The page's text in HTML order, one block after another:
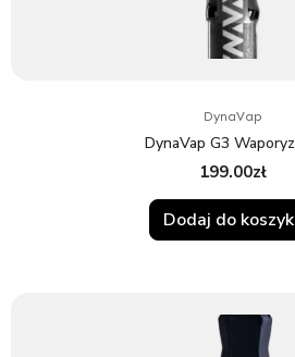
DynaVap
DynaVap G3
199.00zł
Dodaj do